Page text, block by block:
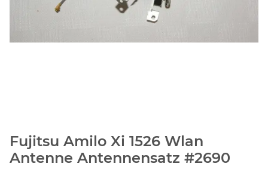
Fujitsu Amilo Xi 1526 Wlan
Antenne Antennensatz #2690